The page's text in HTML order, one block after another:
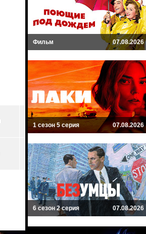
Фильм 07.08.2026
1 сезон 5 серия 07.08.2026
6 сезон 2 серия 07.08.2026